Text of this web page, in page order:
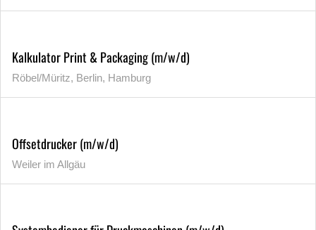
Kalkulator Print & Packaging (m/w/d)
Röbel/Müritz, Berlin, Hamburg
Offsetdrucker (m/w/d)
Weiler im Allgäu